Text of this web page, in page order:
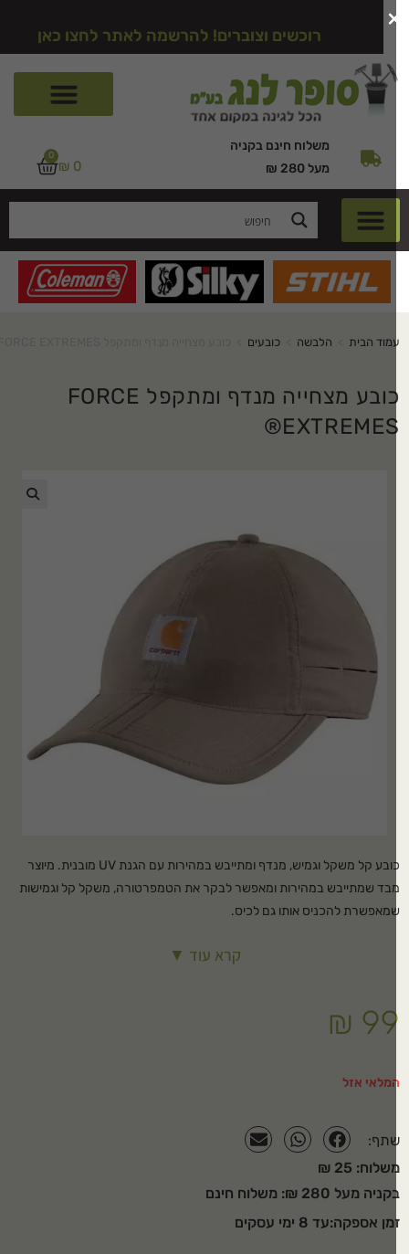
רוכשים וצוברים! להרשמה לאתר לחצו כאן
משלוח חינם בקניה
מעל 280 ₪
₪
הבית > הלבשה > כובעים >
כובע מצחייה מנדף ומתקפל FORCE
כובע קל משקל וגמיש, מנדף ומתייבש במהירות עם הגנת UV מובנית. מיוצר
שמתייבש במהירות ומאפשר לבקר את הטמפרטורה, משקל קל וגמישות
להכניס אותו גם לכיס.
קרא עוד ▼
₪
אזל
25 ₪
מעל 280 ₪: משלוח חינם
אספקה:עד 8 ימי עסקים